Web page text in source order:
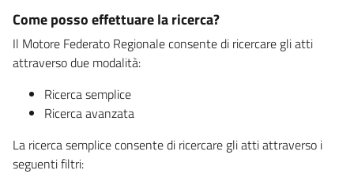
Come posso effettuare la ricerca?
Il Motore Federato Regionale consente di ricercare gli atti
attraverso due modalità:
Ricerca semplice
Ricerca avanzata
La ricerca semplice consente di ricercare gli atti attraverso i
seguenti filtri: